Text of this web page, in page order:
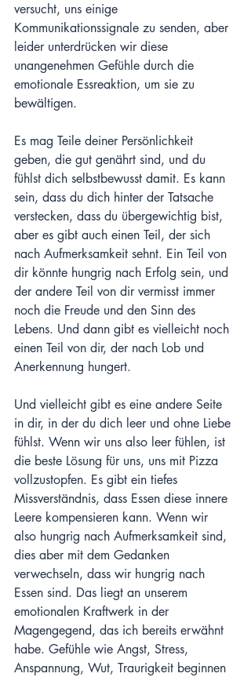
versucht, uns einige
Kommunikationssignale zu senden, aber
leider unterdrücken wir diese
unangenehmen Gefühle durch die
emotionale Essreaktion, um sie zu
bewältigen.
Es mag Teile deiner Persönlichkeit
geben, die gut genährt sind, und du
fühlst dich selbstbewusst damit. Es kann
sein, dass du dich hinter der Tatsache
verstecken, dass du übergewichtig bist,
aber es gibt auch einen Teil, der sich
nach Aufmerksamkeit sehnt. Ein Teil von
dir könnte hungrig nach Erfolg sein, und
der andere Teil von dir vermisst immer
noch die Freude und den Sinn des
Lebens. Und dann gibt es vielleicht noch
einen Teil von dir, der nach Lob und
Anerkennung hungert.
Und vielleicht gibt es eine andere Seite
in dir, in der du dich leer und ohne Liebe
fühlst. Wenn wir uns also leer fühlen, ist
die beste Lösung für uns, uns mit Pizza
vollzustopfen. Es gibt ein tiefes
Missverständnis, dass Essen diese innere
Leere kompensieren kann. Wenn wir
also hungrig nach Aufmerksamkeit sind,
dies aber mit dem Gedanken
verwechseln, dass wir hungrig nach
Essen sind. Das liegt an unserem
emotionalen Kraftwerk in der
Magengegend, das ich bereits erwähnt
habe. Gefühle wie Angst, Stress,
Anspannung, Wut, Traurigkeit beginnen